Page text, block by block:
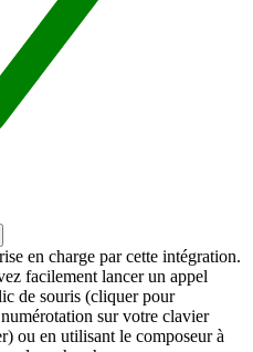
en charge par cette intégration.
facilement lancer un appel
de souris (cliquer pour
sur votre clavier
ou en utilisant le composeur à